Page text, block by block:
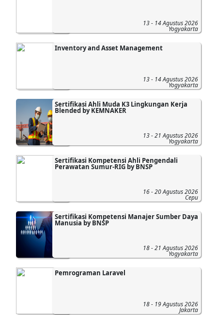
13 - 14 Agustus 2026
Yogyakarta
Inventory and Asset Management
13 - 14 Agustus 2026
Yogyakarta
Sertifikasi Ahli Muda K3 Lingkungan Kerja
Blended by KEMNAKER
13 - 21 Agustus 2026
Yogyakarta
Sertifikasi Kompetensi Ahli Pengendali
Perawatan Sumur-RIG by BNSP
16 - 20 Agustus 2026
Cepu
Sertifikasi Kompetensi Manajer Sumber Daya
Manusia by BNSP
18 - 21 Agustus 2026
Yogyakarta
Pemrograman Laravel
18 - 19 Agustus 2026
Jakarta